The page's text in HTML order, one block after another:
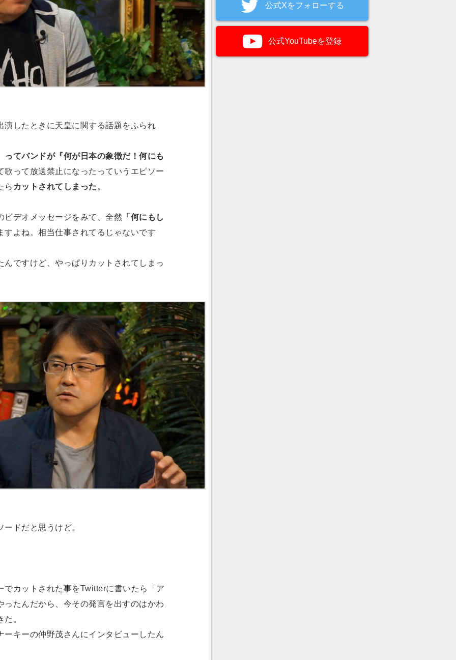
したときに天皇に関する話題をふられ
ってバンドが『何が日本の象徴だ！何にも
歌って放送禁止になったっていうエピソー
ら カットされてしまった 。
デオメッセージをみて、全然 「何にもし
すよね。相当仕事されてるじゃないです
んですけど、やっぱりカットされてしまっ
ドだと思うけど。
カットされた事をTwitterに書いたら「ア
ったんだから、今その発言を出すのはかわ
。
キーの仲野茂さんにインタビューしたん
公式Xをフォローする
公式YouTubeを登録